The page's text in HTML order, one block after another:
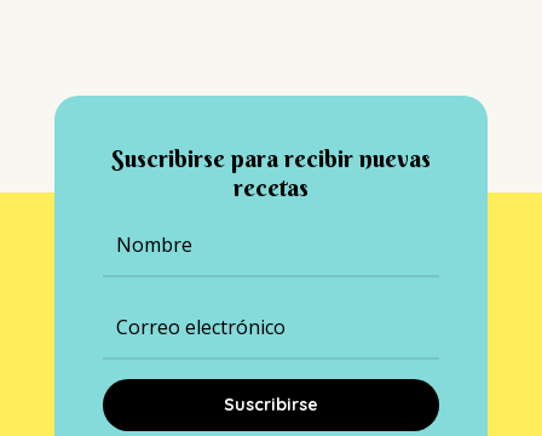
Suscribirse para recibir nuevas
recetas
Suscribirse